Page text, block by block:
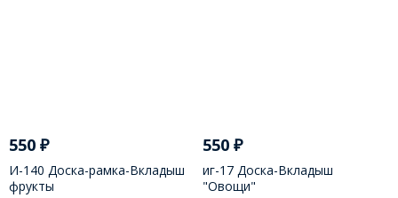
550 ₽
И-140 Доска-рамка-Вкладыш
фрукты
550₽
иг-17 Доска-Вкладыш
"Овощи"